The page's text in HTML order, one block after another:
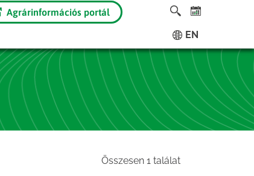
Agrárinformációs portál
EN
Összesen 1 találat